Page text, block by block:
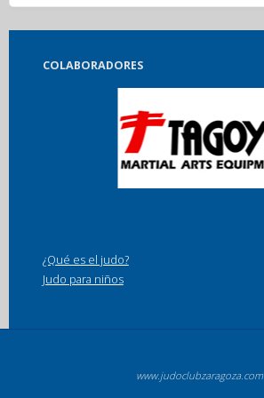
COLABORADORES
¿Qué es el judo?
Judo para niños
www.judoclubzaragoza.com